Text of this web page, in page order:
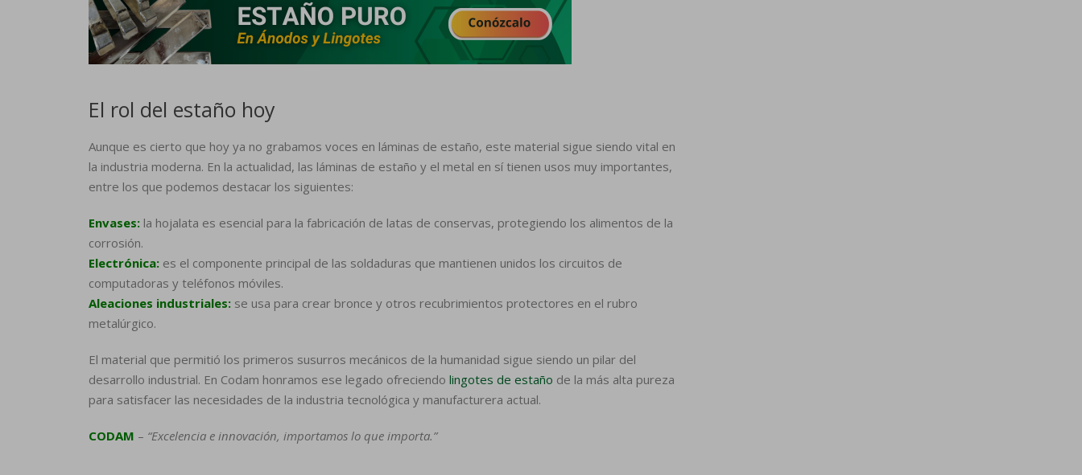
El rol del estaño hoy
Aunque es cierto que hoy ya no grabamos voces en láminas de estaño, este material sigue siendo vital en
la industria moderna. En la actualidad, las láminas de estaño y el metal en sí tienen usos muy importantes,
entre los que podemos destacar los siguientes:
Envases:la hojalata es esencial para la fabricación de latas de conservas, protegiendo los alimentos de la
corrosión.
Electrónica:es el componente principal de las soldaduras que mantienen unidos los circuitos de
computadoras y teléfonos móviles.
Aleaciones industriales:se usa para crear bronce y otros recubrimientos protectores en el rubro
metalúrgico.
El material que permitió los primeros susurros mecánicos de la humanidad sigue siendo un pilar del
desarrollo industrial. En Codam honramos ese legado ofreciendo lingotes de estaño de la más alta pureza
para satisfacer las necesidades de la industria tecnológica y manufacturera actual.
CODAM – “Excelencia e innovación, importamos lo que importa.”